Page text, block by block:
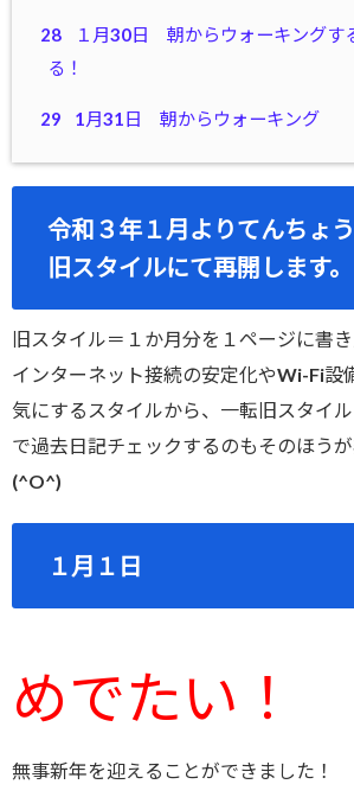
28
１月30日 朝からウォーキングす
る！
29 1月31日 朝からウォーキング
令和３年１月よりてんちょ
旧スタイルにて再開します。
旧スタイル＝１か月分を１ページに書き
インターネット接続の安定化やWi-Fi設
気にするスタイルから、一転旧スタイ
で過去日記チェックするのもそのほう
(^O^)
１月１日
めでたい！
無事新年を迎えることができました！